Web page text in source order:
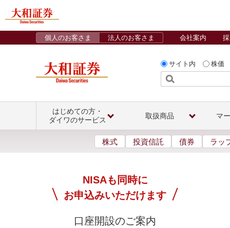
サイト内 株価
個人のお客さま 法人のお客さま 会社案内
はじめての方・
ダイワのサービス
取扱商品 マ
株式 投資信託 債券 ラッ
NISAも同時に
お申込みいただけます
口座開設のご案内